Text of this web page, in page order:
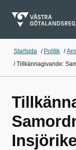
Startsida / Politik /
/Tillkännagivande: